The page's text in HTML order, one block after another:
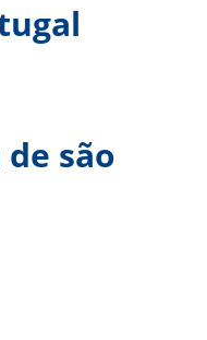
são